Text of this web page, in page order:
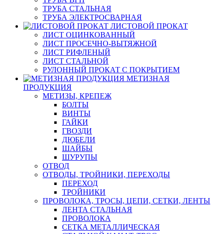
ТРУБА СТАЛЬНАЯ
ТРУБА ЭЛЕКТРОСВАРНАЯ
ЛИСТОВОЙ ПРОКАТ
ЛИСТ ОЦИНКОВАННЫЙ
ЛИСТ ПРОСЕЧНО-ВЫТЯЖНОЙ
ЛИСТ РИФЛЕНЫЙ
ЛИСТ СТАЛЬНОЙ
РУЛОННЫЙ ПРОКАТ С ПОКРЫТИЕМ
МЕТИЗНАЯ
ПРОДУКЦИЯ
МЕТИЗЫ, КРЕПЕЖ
БОЛТЫ
ВИНТЫ
ГАЙКИ
ГВОЗДИ
ДЮБЕЛИ
ШАЙБЫ
ШУРУПЫ
ОТВОД
ОТВОДЫ, ТРОЙНИКИ, ПЕРЕХОДЫ
ПЕРЕХОД
ТРОЙНИКИ
ПРОВОЛОКА, ТРОСЫ, ЦЕПИ, СЕТКИ, ЛЕНТЫ
ЛЕНТА СТАЛЬНАЯ
ПРОВОЛОКА
СЕТКА МЕТАЛЛИЧЕСКАЯ